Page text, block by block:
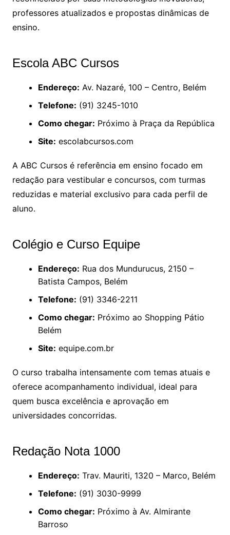
professores atualizados e propostas dinâmicas de
ensino.
Escola ABC Cursos
Endereço: Av. Nazaré, 100 – Centro, Belém
Telefone: (91) 3245-1010
Como chegar: Próximo à Praça da República
Site: escolabcursos.com
A ABC Cursos é referência em ensino focado em
redação para vestibular e concursos, com turmas
reduzidas e material exclusivo para cada perfil de
aluno.
Colégio e Curso Equipe
Endereço: Rua dos Mundurucus, 2150 –
Batista Campos, Belém
Telefone: (91) 3346-2211
Como chegar: Próximo ao Shopping Pátio
Belém
Site: equipe.com.br
O curso trabalha intensamente com temas atuais e
oferece acompanhamento individual, ideal para
quem busca excelência e aprovação em
universidades concorridas.
Redação Nota 1000
Endereço: Trav. Mauriti, 1320 – Marco, Belém
Telefone: (91) 3030-9999
Como chegar: Próximo à Av. Almirante
Barroso